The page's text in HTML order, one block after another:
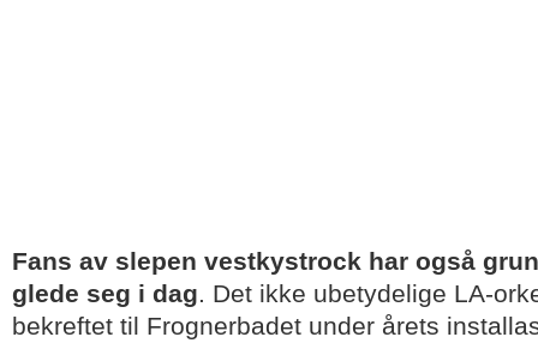
Fans av slepen vestkystrock har også
glede seg i dag. Det ikke ubetydelige LA-
bekreftet til Frognerbadet under årets